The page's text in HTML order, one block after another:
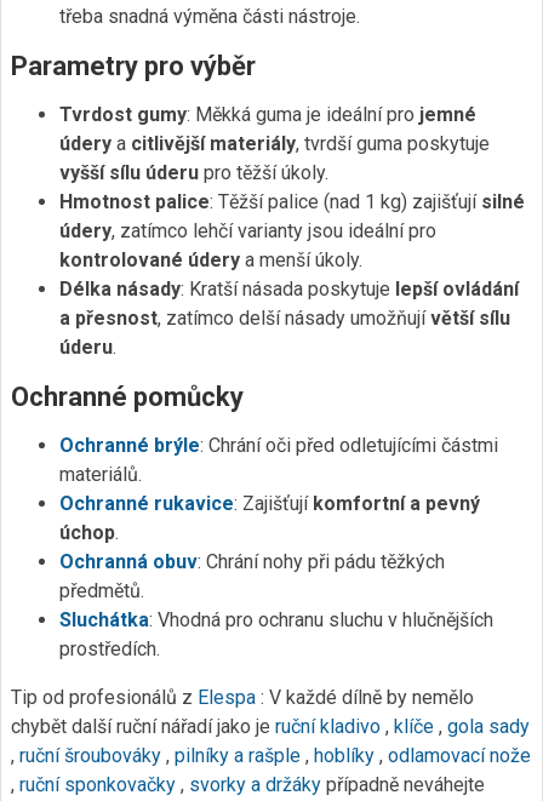
třeba snadná výměna části nástroje.
Parametry pro výběr
Tvrdost gumy: Měkká guma je ideální pro jemné
údery a citlivější materiály, tvrdší guma poskytuje
vyšší sílu úderu pro těžší úkoly.
Hmotnost palice: Těžší palice (nad 1 kg) zajišťují silné
údery, zatímco lehčí varianty jsou ideální pro
kontrolované údery a menší úkoly.
Délka násady: Kratší násada poskytuje lepší ovládání
a přesnost, zatímco delší násady umožňujívětší sílu
úderu.
Ochranné pomůcky
Ochranné brýle: Chrání oči před odletujícími částmi
materiálů.
Ochranné rukavice: Zajišťují komfortní a pevný
úchop.
Ochranná obuv: Chrání nohy při pádu těžkých
předmětů.
Sluchátka: Vhodná pro ochranu sluchu v hlučnějších
prostředích.
Tip od profesionálů z Elespa : V každé dílně by nemělo
chybět další ruční nářadí jako je ruční kladivo , klíče , gola sady
, ruční šroubováky , pilníky a rašple , hoblíky , odlamovací nože
, ruční sponkovačky , svorky a držáky případně neváhejte